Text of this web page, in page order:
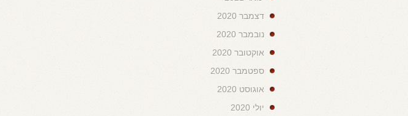
דצמבר 2020
נובמבר 2020
אוקטובר 2020
ספטמבר 2020
אוגוסט 2020
יולי 2020